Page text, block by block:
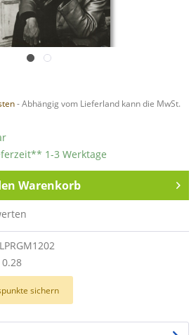
- Abhängig vom Lieferland kann die MwSt.
1-3 Werktage
Warenkorb
LPRGM1202
0.28
sichern